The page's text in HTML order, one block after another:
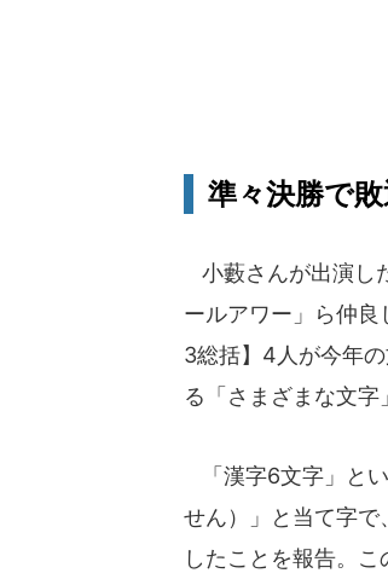
準々決勝で
小藪さんが出演し
ールアワー」ら仲
3総括】4人が今年
る「さまざまな文字
「漢字6文字」と
せん）」と当て字で
したことを報告。